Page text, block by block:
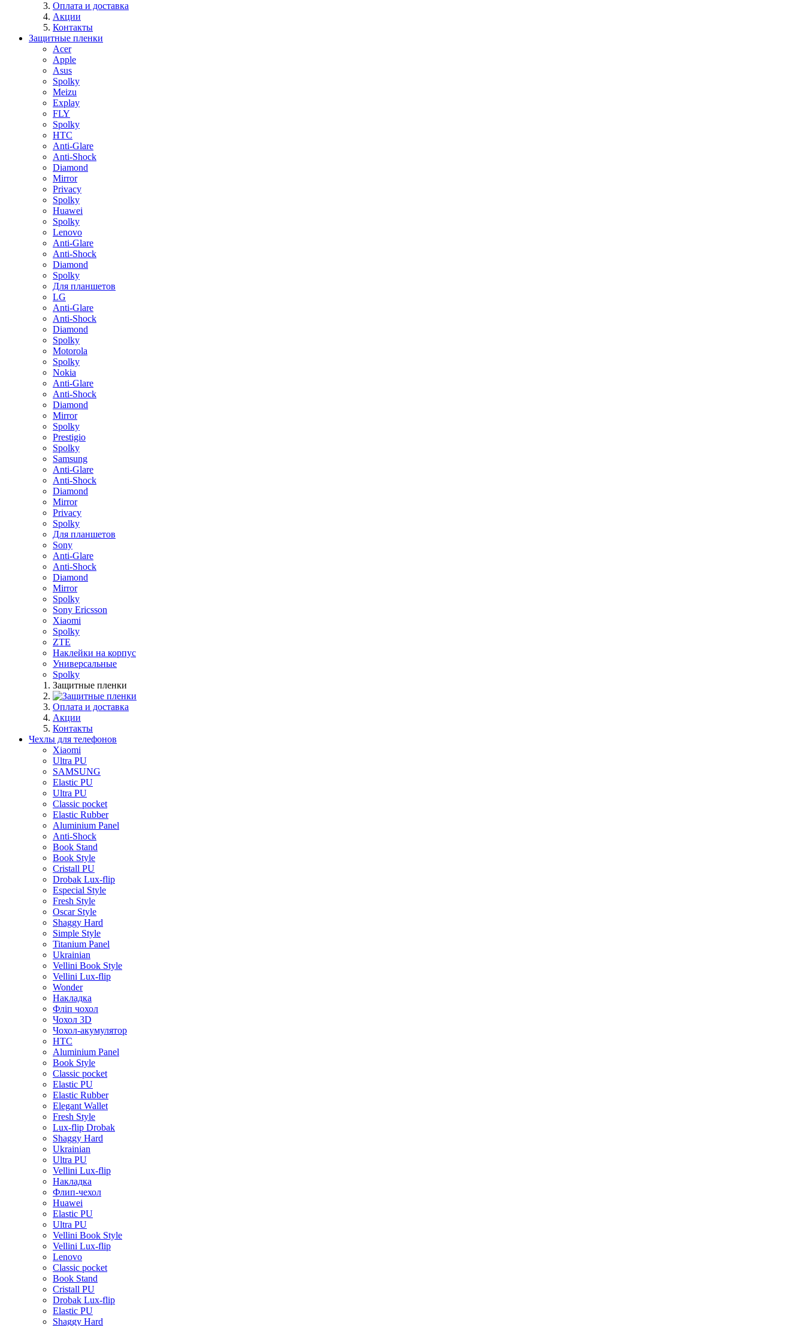
Оплата и доставка
Акции
Контакты
Защитные пленки
Acer
Apple
Asus
Spolky
Meizu
Explay
FLY
Spolky
HTC
Anti-Glare
Anti-Shock
Diamond
Mirror
Privacy
Spolky
Huawei
Spolky
Lenovo
Anti-Glare
Anti-Shock
Diamond
Spolky
Для планшетов
LG
Anti-Glare
Anti-Shock
Diamond
Spolky
Motorola
Spolky
Nokia
Anti-Glare
Anti-Shock
Diamond
Mirror
Spolky
Prestigio
Spolky
Samsung
Anti-Glare
Anti-Shock
Diamond
Mirror
Privacy
Spolky
Для планшетов
Sony
Anti-Glare
Anti-Shock
Diamond
Mirror
Spolky
Sony Ericsson
Xiaomi
Spolky
ZTE
Наклейки на корпус
Универсальные
Spolky
Защитные пленки
Оплата и доставка
Акции
Контакты
Чехлы для телефонов
Xiaomi
Ultra PU
SAMSUNG
Elastic PU
Ultra PU
Classic pocket
Elastic Rubber
Aluminium Panel
Anti-Shock
Book Stand
Book Style
Cristall PU
Drobak Lux-flip
Especial Style
Fresh Style
Oscar Style
Shaggy Hard
Simple Style
Titanium Panel
Ukrainian
Vellini Book Style
Vellini Lux-flip
Wonder
Накладка
Фліп чохол
Чохол 3D
Чохол-акумулятор
HTC
Aluminium Panel
Book Style
Classic pocket
Elastic PU
Elastic Rubber
Elegant Wallet
Fresh Style
Lux-flip Drobak
Shaggy Hard
Ukrainian
Ultra PU
Vellini Lux-flip
Накладка
Флип-чехол
Huawei
Elastic PU
Ultra PU
Vellini Book Style
Vellini Lux-flip
Lenovo
Classic pocket
Book Stand
Cristall PU
Drobak Lux-flip
Elastic PU
Shaggy Hard